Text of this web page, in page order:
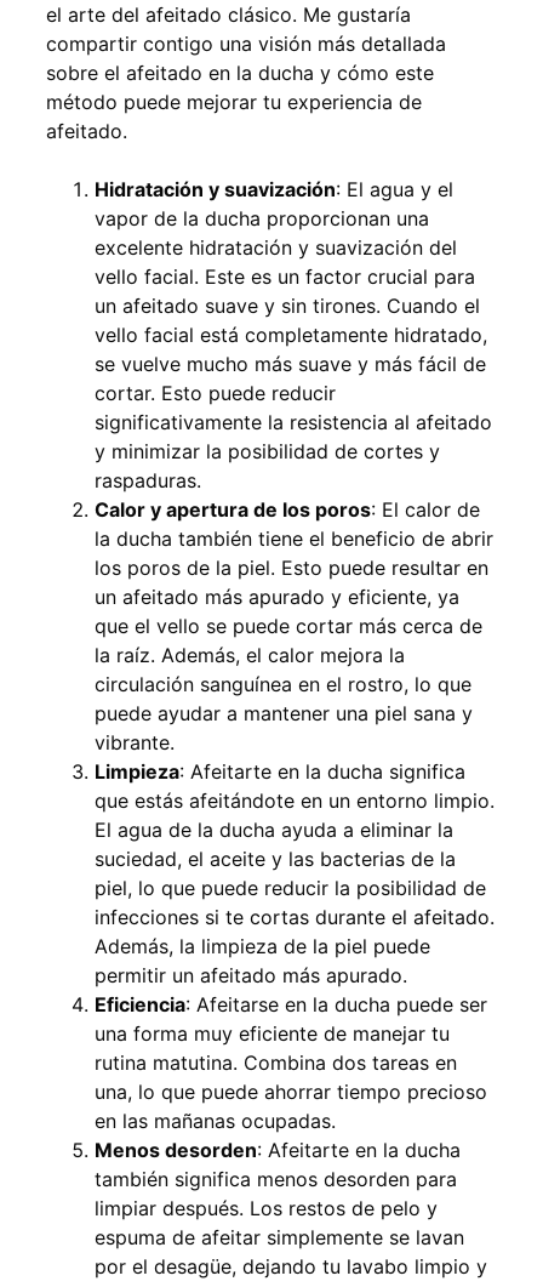
el arte del afeitado clásico. Me gustaría
compartir contigo una visión más detallada
sobre el afeitado en la ducha y cómo este
método puede mejorar tu experiencia de
afeitado.
Hidratación y suavización: El agua y el
vapor de la ducha proporcionan una
excelente hidratación y suavización del
vello facial. Este es un factor crucial para
un afeitado suave y sin tirones. Cuando el
vello facial está completamente hidratado,
se vuelve mucho más suave y más fácil de
cortar. Esto puede reducir
significativamente la resistencia al afeitado
y minimizar la posibilidad de cortes y
raspaduras.
Calor y apertura de los poros: El calor de
la ducha también tiene el beneficio de abrir
los poros de la piel. Esto puede resultar en
un afeitado más apurado y eficiente, ya
que el vello se puede cortar más cerca de
la raíz. Además, el calor mejora la
circulación sanguínea en el rostro, lo que
puede ayudar a mantener una piel sana y
vibrante.
Limpieza: Afeitarte en la ducha significa
que estás afeitándote en un entorno limpio.
El agua de la ducha ayuda a eliminar la
suciedad, el aceite y las bacterias de la
piel, lo que puede reducir la posibilidad de
infecciones si te cortas durante el afeitado.
Además, la limpieza de la piel puede
permitir un afeitado más apurado.
Eficiencia: Afeitarse en la ducha puede ser
una forma muy eficiente de manejar tu
rutina matutina. Combina dos tareas en
una, lo que puede ahorrar tiempo precioso
en las mañanas ocupadas.
Menos desorden: Afeitarte en la ducha
también significa menos desorden para
limpiar después. Los restos de pelo y
espuma de afeitar simplemente se lavan
por el desagüe, dejando tu lavabo limpio y